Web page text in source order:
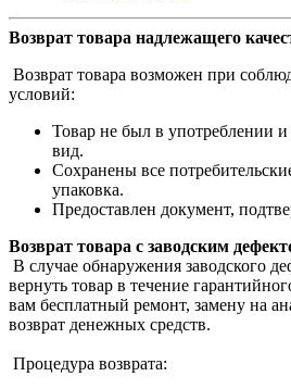
Возврат товара надлежащего
Возврат товара возможен при
условий:
Товар не был в употреблении и
вид.
Сохранены все
упаковка.
Предоставлен документ,
Возврат товара с заводским
В случае обнаружения заводского
вернуть товар в течение
вам бесплатный ремонт, замену на
возврат денежных средств.
Процедура возврата: